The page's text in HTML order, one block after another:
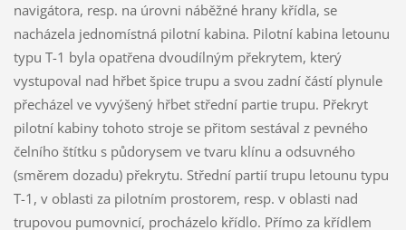
navigátora, resp. na úrovni náběžné hrany křídla, se
nacházela jednomístná pilotní kabina. Pilotní kabina letounu
typu T-1 byla opatřena dvoudílným překrytem, který
vystupoval nad hřbet špice trupu a svou zadní částí plynule
přecházel ve vyvýšený hřbet střední partie trupu. Překryt
pilotní kabiny tohoto stroje se přitom sestával z pevného
čelního štítku s půdorysem ve tvaru klínu a odsuvného
(směrem dozadu) překrytu. Střední partií trupu letounu typu
T-1, v oblasti za pilotním prostorem, resp. v oblasti nad
trupovou pumovnicí, procházelo křídlo. Přímo za křídlem